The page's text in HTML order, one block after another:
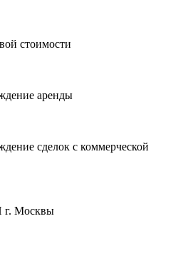
стоимости
аренды
сделок с коммерческой
г. Москвы